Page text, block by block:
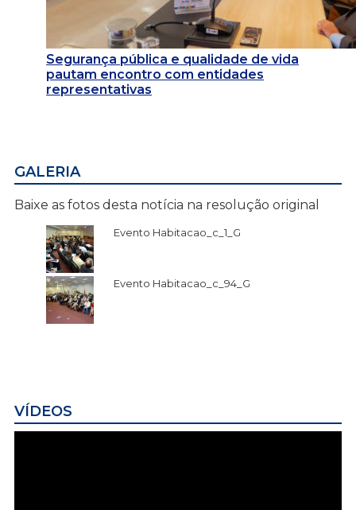
Segurança pública e qualidade de vida
pautam encontro com entidades
representativas
GALERIA
Baixe as fotos desta notícia na resolução original
Evento Habitacao_c_1_G
Evento Habitacao_c_94_G
VÍDEOS